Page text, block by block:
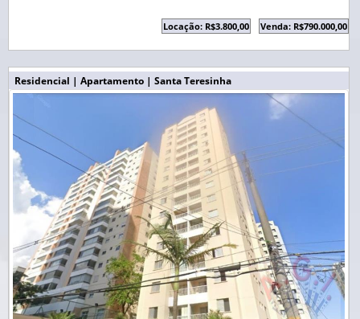
Venda: R$790.000,00
Locação: R$3.800,00
Residencial | Apartamento | Santa Teresinha